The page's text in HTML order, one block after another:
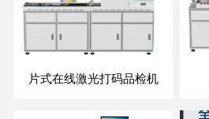
片式在线激光打码品检机